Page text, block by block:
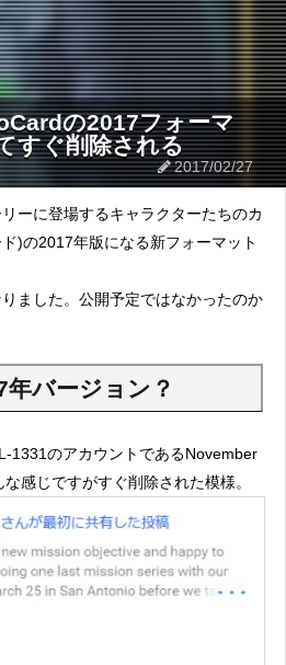
の2017フォーマ
すぐ削除される
2017/02/27
ーに登場するキャラクターたちのカ
)の2017年版になる新フォーマット
ました。公開予定ではなかったのか
バージョン？
1331のアカウントであるNovember
感じですがすぐ削除された模様。